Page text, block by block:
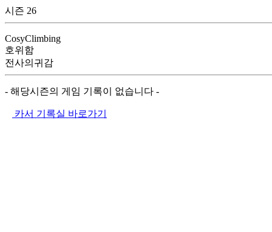
시즌 26
CosyClimbing
호위함
전사의귀감
- 해당시즌의 게임 기록이 없습니다 -
카서 기록실 바로가기